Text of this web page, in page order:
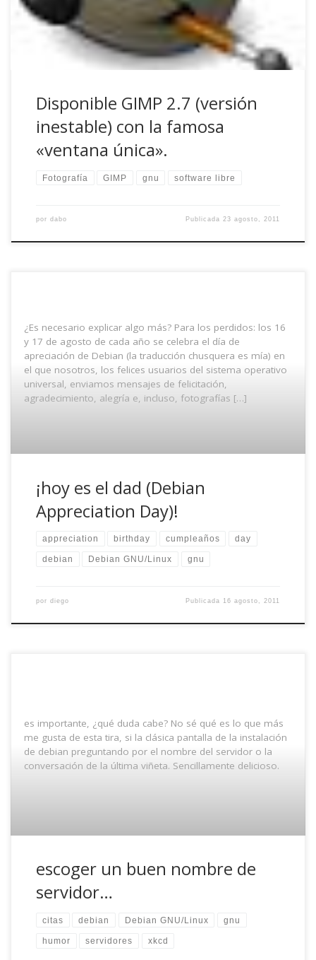
usabilidad de GIMP […]
Disponible GIMP 2.7 (versión
inestable) con la famosa
«ventana única».
Fotografía GIMP gnu software libre
por dabo Publicada23 agosto, 2011
¿Es necesario explicar algo más? Para los perdidos: los 16
y 17 de agosto de cada año se celebra el día de
apreciación de Debian (la traducción chusquera es mía) en
el que nosotros, los felices usuarios del sistema operativo
universal, enviamos mensajes de felicitación,
agradecimiento, alegría e, incluso, fotografías […]
¡hoy es el dad (Debian
Appreciation Day)!
appreciation birthday cumpleaños day
debian Debian GNU/Linux gnu
por diego Publicada 16 agosto, 2011
es importante, ¿qué duda cabe? No sé qué es lo que más
me gusta de esta tira, si la clásica pantalla de la instalación
de debian preguntando por el nombre del servidor o la
conversación de la última viñeta. Sencillamente delicioso.
escoger un buen nombre de
servidor…
citas debian Debian GNU/Linux gnu
humor servidores xkcd